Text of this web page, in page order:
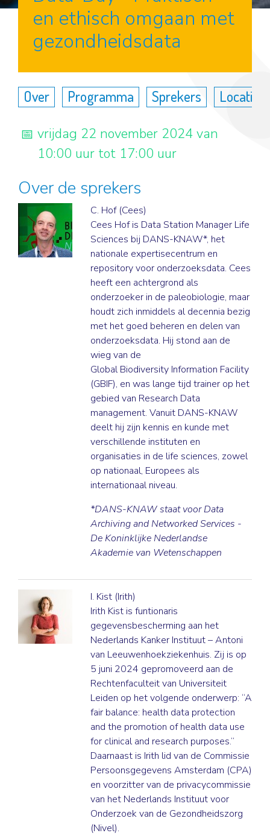
en ethisch omgaan met
gezondheidsdata
Over Programma Sprekers Locatie
vrijdag 22 november 2024 van
10:00 uur tot 17:00 uur
Over de sprekers
C. Hof (Cees)
Cees Hof is Data Station Manager Life
Sciences bij DANS-KNAW*, het
nationale expertisecentrum en
repository voor onderzoeksdata. Cees
heeft een achtergrond als
onderzoeker in de paleobiologie, maar
houdt zich inmiddels al decennia bezig
met het goed beheren en delen van
onderzoeksdata. Hij stond aan de
wieg van de
Global Biodiversity Information Facility
(GBIF), en was lange tijd trainer op het
gebied van Research Data
management. Vanuit DANS-KNAW
deelt hij zijn kennis en kunde met
verschillende instituten en
organisaties in de life sciences, zowel
op nationaal, Europees als
internationaal niveau.
*DANS-KNAW staat voor Data
Archiving and Networked Services -
De Koninklijke Nederlandse
Akademie van Wetenschappen
I. Kist (Irith)
Irith Kist is funtionaris
gegevensbescherming aan het
Nederlands Kanker Instituut – Antoni
van Leeuwenhoekziekenhuis. Zij is op
5 juni 2024 gepromoveerd aan de
Rechtenfaculteit van Universiteit
Leiden op het volgende onderwerp: “A
fair balance: health data protection
and the promotion of health data use
for clinical and research purposes.”
Daarnaast is Irith lid van de Commissie
Persoonsgegevens Amsterdam (CPA)
en voorzitter van de privacycommissie
van het Nederlands Instituut voor
Onderzoek van de Gezondheidszorg
(Nivel).